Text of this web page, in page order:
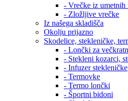
- Vrečke iz umetnih
- Zložljive vrečke
Iz našega skladišča
Okolju prijazno
Skodelice, stekleničke,
- Lončki za
- Stekleni kozarci,
- Infuzer stekleničke
- Termovke
- Termo lončki
- Športni bidoni